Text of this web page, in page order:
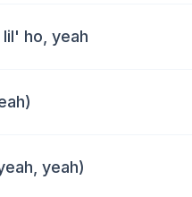
ho, yeah
yeah)